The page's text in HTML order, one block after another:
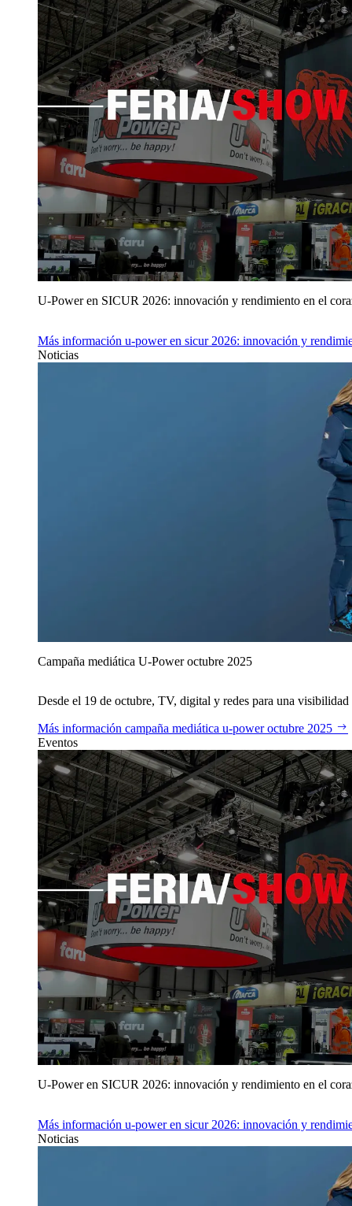
U‑Power en SICUR 2026: innovación y rendimiento en el
Más información u‑power en sicur 2026: innovación y
Noticias
Campaña mediática U‑Power octubre 2025
Desde el 19 de octubre, TV, digital y redes para una
Más información campaña mediática u‑power octubre 2025
Eventos
U‑Power en SICUR 2026: innovación y rendimiento en el
Más información u‑power en sicur 2026: innovación y
Noticias